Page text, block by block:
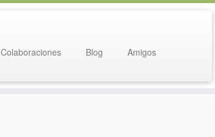
Colaboraciones Blog
Amigos